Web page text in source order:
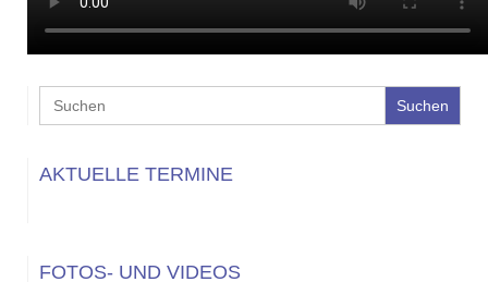
Search
for:
AKTUELLE TERMINE
FOTOS- UND VIDEOS